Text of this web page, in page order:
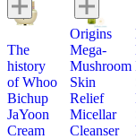
The
history
of Whoo
Bichup
JaYoon
Cream
Origins
Mega-
Mushroom
Skin
Relief
Micellar
Cleanser